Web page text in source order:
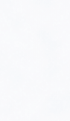
創英のおかげで
今までテスト勉
の２週間前から
していない科目
いるので、わか
将来は幼稚園の